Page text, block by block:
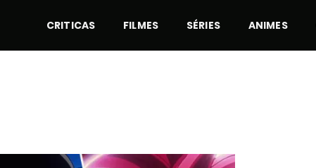
CRITICAS FILMES SÉRIES ANIMES